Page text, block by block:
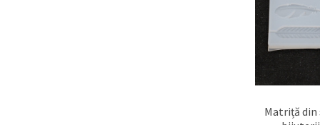
Matriță